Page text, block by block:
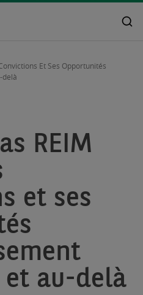
Et Ses Opportunités
delà
REIM
et ses
et au-delà